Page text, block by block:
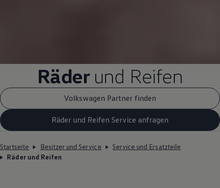
Räder und Reifen
Volkswagen Partner finden
Räder und Reifen Service anfragen
Startseite Besitzer und Service
Service und Ersatzteile
Räder und Reifen